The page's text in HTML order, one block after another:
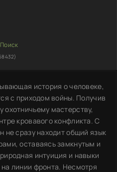
история о человеке,
с приходом войны. Получив
мастерству,
кровавого конфликта. С
не сразу находит общий язык
оставаясь замкнутым и
интуиция и навыки
линии фронта. Несмотря